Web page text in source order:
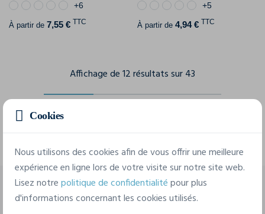
+6
À partir de 7,55 € TTC
+5
À partir de 4,94 € TTC
Affichage de 12 résultats sur 43
Cookies
Nous utilisons des cookies afin de vous offrir une meilleure
expérience en ligne lors de votre visite sur notre site web.
Lisez notrepolitique de confidentialitépour plus
d'informations concernant les cookies utilisés.